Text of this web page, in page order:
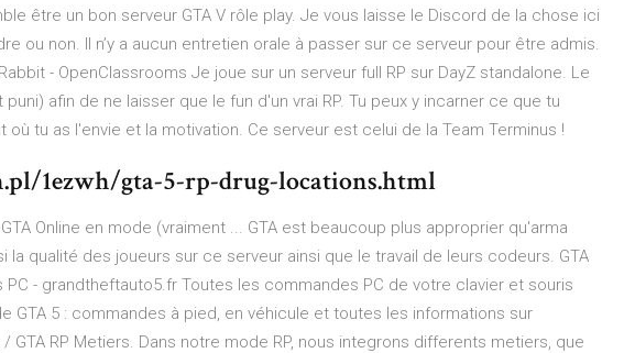
être un bon serveur GTA V rôle play. Je vous laisse le Discord de la chose ici
ou non. Il n’y a aucun entretien orale à passer sur ce serveur pour être admis.
- OpenClassrooms Je joue sur un serveur full RP sur DayZ standalone. Le
puni) afin de ne laisser que le fun d'un vrai RP. Tu peux y incarner ce que tu
où tu as l'envie et la motivation. Ce serveur est celui de la Team Terminus !
1ezwh/gta-5-rp-drug-locations.html
Online en mode (vraiment ... GTA est beaucoup plus approprier qu'arma
la qualité des joueurs sur ce serveur ainsi que le travail de leurs codeurs. GTA
PC - grandtheftauto5.fr Toutes les commandes PC de votre clavier et souris
GTA 5 : commandes à pied, en véhicule et toutes les informations sur
GTA RP Metiers. Dans notre mode RP, nous integrons differents metiers, que